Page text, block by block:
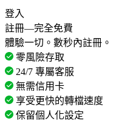
登入
註冊—完全免費
體驗一切。數秒內註冊。
零風險存取
24/7 專屬客服
無需信用卡
享受更快的轉檔速度
保留個人化設定